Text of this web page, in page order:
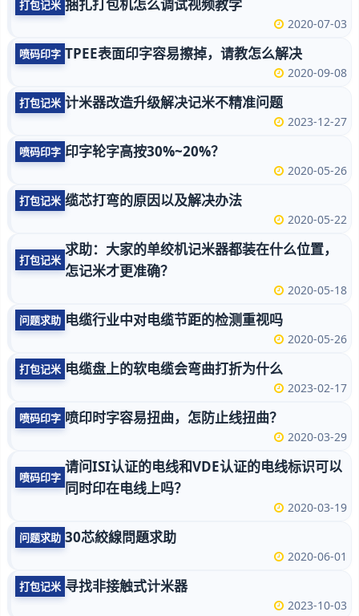
打包记米 捆扎打包机怎么调试视频教学
2020-07-03
喷码印字 TPEE表面印字容易擦掉，请教怎么解决
2020-09-08
打包记米 计米器改造升级解决记米不精准问题
2023-12-27
喷码印字 印字轮字高按30%~20%？
2020-05-26
打包记米 缆芯打弯的原因以及解决办法
2020-05-22
打包记米
求助：大家的单绞机记米器都装在什么位置，
怎记米才更准确？
2020-05-18
问题求助 电缆行业中对电缆节距的检测重视吗
2020-05-26
打包记米 电缆盘上的软电缆会弯曲打折为什么
2023-02-17
喷码印字 喷印时字容易扭曲，怎防止线扭曲？
2020-03-29
喷码印字
请问ISI认证的电线和VDE认证的电线标识可以
同时印在电线上吗？
2020-03-19
问题求助 30芯絞線問題求助
2020-06-01
打包记米 寻找非接触式计米器
2023-10-03